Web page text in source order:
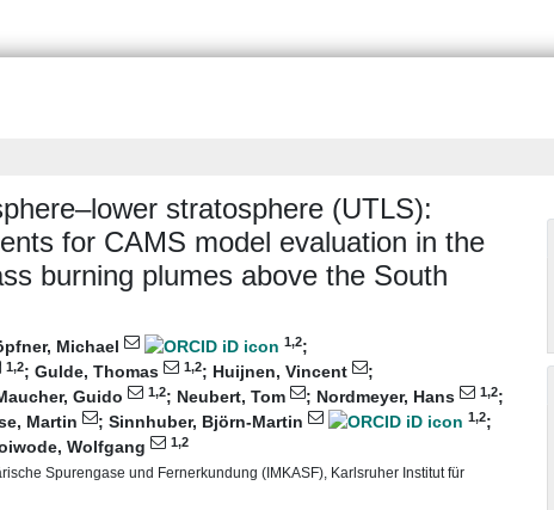
stratosphere (UTLS):
for CAMS model evaluation in the
burning plumes above the South
Michael 1,2;
1,2; Gulde, Thomas 1,2; Huijnen, Vincent
;
Guido 1,2; Neubert, Tom ; Nordmeyer, Hans 1,2;
Martin ; Sinnhuber, Björn-Martin 1,2;
Wolfgang 1,2
Spurengase und Fernerkundung (IMKASF), Karlsruher Institut für